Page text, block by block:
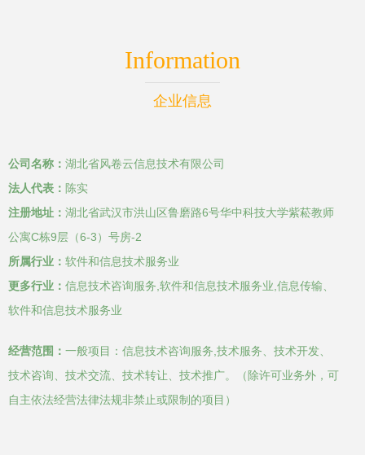
Information
企业信息
公司名称： 湖北省风卷云信息技术有限公司
法人代表： 陈实
注册地址： 湖北省武汉市洪山区鲁磨路6号华中科技大学紫菘教师
公寓C栋9层（6-3）号房-2
所属行业： 软件和信息技术服务业
更多行业： 信息技术咨询服务,软件和信息技术服务业,信息传输、
软件和信息技术服务业
经营范围： 一般项目：信息技术咨询服务,技术服务、技术开发、
技术咨询、技术交流、技术转让、技术推广。（除许可业务外，可
自主依法经营法律法规非禁止或限制的项目）